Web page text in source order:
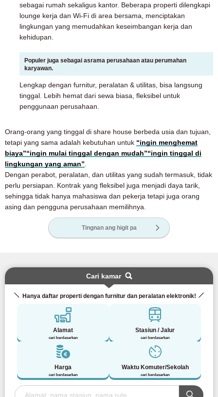
sebagai rumah sekaligus kantor. Beberapa properti dilengkapi
lounge kerja dan Wi-Fi di area bersama, menciptakan
lingkungan yang memudahkan keseimbangan kerja dan
kehidupan.
Populer juga sebagai asrama perusahaan atau perumahan
karyawan.
Lengkap dengan furnitur, peralatan & utilitas, bisa langsung
tinggal. Lebih hemat dari sewa biasa, fleksibel untuk
penggunaan perusahaan.
Orang-orang yang tinggal di share house berbeda usia dan tujuan,
tetapi yang sama adalah kebutuhan untuk “ingin menghemat
biaya”“ingin mulai tinggal dengan mudah”“ingin tinggal di
lingkungan yang aman”
Dengan perabot, peralatan, dan utilitas yang sudah termasuk, tidak
perlu persiapan. Kontrak yang fleksibel juga menjadi daya tarik,
sehingga tidak hanya mahasiswa dan pekerja tetapi juga orang
asing dan pengguna perusahaan memilihnya.
Tingnan ang higit pa
Cari kamar
Hanya daftar properti dengan furnitur dan peralatan elektronik!
Alamat
cari berdasarkan
Stasiun / Jalur
cari berdasarkan
Harga
cari berdasarkan
Waktu Komuter/Sekolah
cari berdasarkan